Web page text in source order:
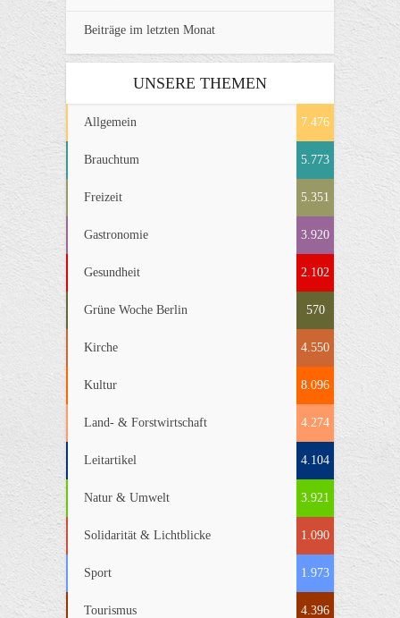
Beiträge im letzten Monat
UNSERE THEMEN
Allgemein 7.476
Brauchtum 5.773
Freizeit 5.351
Gastronomie 3.920
Gesundheit 2.102
Grüne Woche Berlin 570
Kirche 4.550
Kultur 8.096
Land- & Forstwirtschaft 4.274
Leitartikel 4.104
Natur & Umwelt 3.921
Solidarität & Lichtblicke 1.090
Sport 1.973
Tourismus 4.396